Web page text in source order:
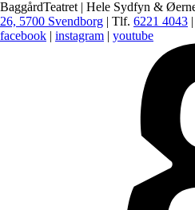
BaggårdTeatret | Hele Sydfyn &
26, 5700 Svendborg | Tlf. 6221 4043 |
facebook | instagram | youtube